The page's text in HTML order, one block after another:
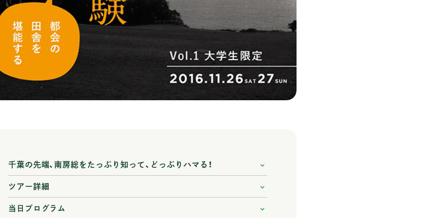
千葉の先端、南房総をたっぷり知って、どっぷりハマる！
ツアー詳細
当日プログラム